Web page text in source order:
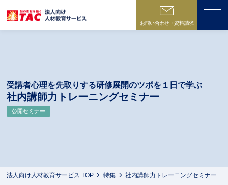
お問い合わせ・資料請求
受講者心理を先取りする研修展開のツボを１日で学ぶ
社内講師力トレーニングセミナー
公開セミナー
法人向け人材教育サービス TOP 特集 社内講師力トレーニングセミナー